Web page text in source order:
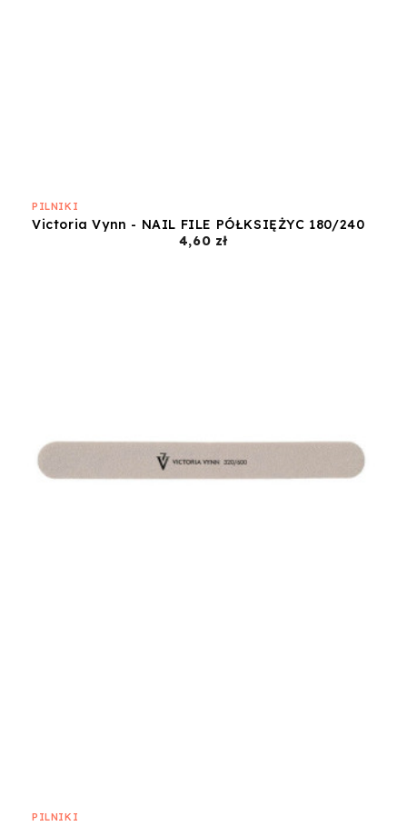
PILNIKI
Victoria Vynn - NAIL FILE PÓŁKSIĘŻYC 180/240
4,60 złCena
PILNIKI